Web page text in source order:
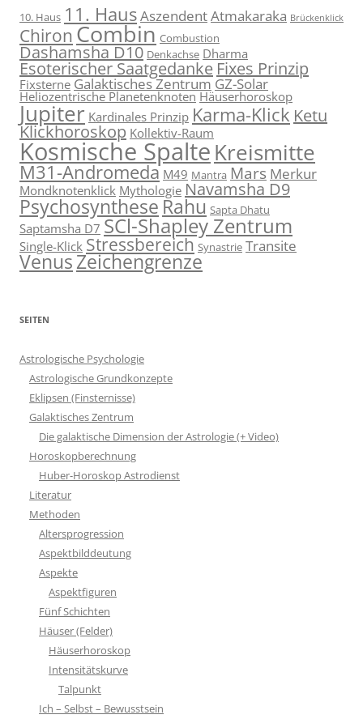
10. Haus 11. HausAszendentAtmakaraka Brückenklick
ChironCombin Combustion
Dashamsha D10 Denkachse Dharma
Esoterischer Saatgedanke Fixes Prinzip
FixsterneGalaktisches Zentrum GZ-Solar
Heliozentrische PlanetenknotenHäuserhoroskop
Jupiter Kardinales Prinzip Karma-Klick Ketu
Klickhoroskop Kollektiv-Raum
Kosmische SpalteKreismitte
M31-Andromeda M49 Mantra Mars Merkur
Mondknotenklick Mythologie Navamsha D9
Psychosynthese Rahu Sapta Dhatu
Saptamsha D7 SCl-Shapley Zentrum
Single-Klick Stressbereich Synastrie Transite
VenusZeichengrenze
SEITEN
Astrologische Psychologie
Astrologische Grundkonzepte
Eklipsen (Finsternisse)
Galaktisches Zentrum
Die galaktische Dimension der Astrologie (+ Video)
Horoskopberechnung
Huber-Horoskop Astrodienst
Literatur
Methoden
Altersprogression
Aspektbilddeutung
Aspekte
Aspektfiguren
Fünf Schichten
Häuser (Felder)
Häuserhoroskop
Intensitätskurve
Talpunkt
Ich – Selbst – Bewusstsein